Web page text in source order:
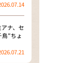
ナ、セ
“ちょ